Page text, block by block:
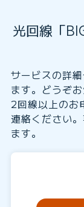
光回線「
サービスの詳
ます。どうぞ
2回線以上のお
連絡ください
ます。